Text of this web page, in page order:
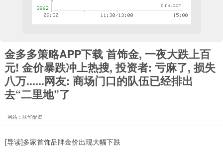
金多多策略APP下载 首饰金, 一夜大跌上百
元! 金价暴跌冲上热搜, 投资者: 亏麻了, 损失
八万......网友: 商场门口的队伍已经排出
去“二里地”了
网站：联华配资
[导读]多家首饰品牌金价出现大幅下跌